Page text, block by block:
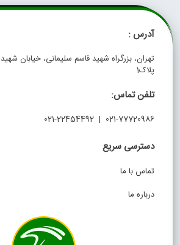
آدرس :
تهران، بزرگراه شهید قاسم سلیمانی، خیابان
پلاک1
تلفن تماس:
021-77720986 | 021-22454492
دسترسی سریع
تماس با ما
درباره ما